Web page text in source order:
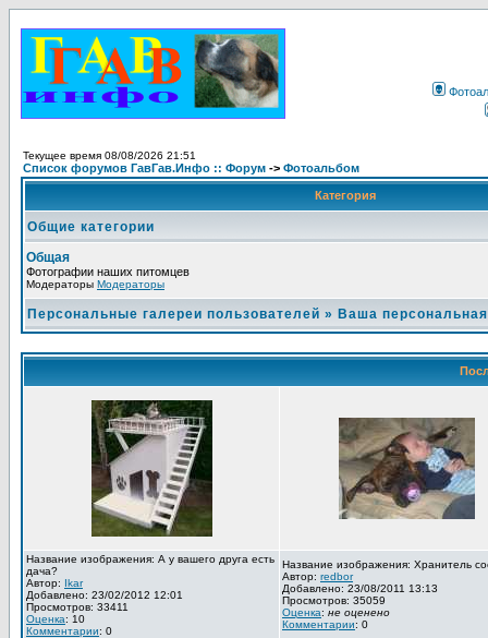
Текущее время 08/08/2026 21:51
Список форумов ГавГав.Инфо :: Форум -> Фотоальбом
Категория
Общие категории
Общая
Фотографии наших питомцев
Модераторы Модераторы
Персональные галереи пользователей » Ваша
Название изображения: А у вашего друга есть
дача?
Автор: Ikar
Добавлено: 23/02/2012 12:01
Просмотров: 33411
Оценка: 10
Комментарии: 0
Название изображения: Хранитель
Автор: redbor
Добавлено: 23/08/2011 13:13
Просмотров: 35059
Оценка: не оценено
Комментарии: 0